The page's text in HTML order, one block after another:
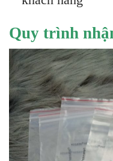
Quy trình